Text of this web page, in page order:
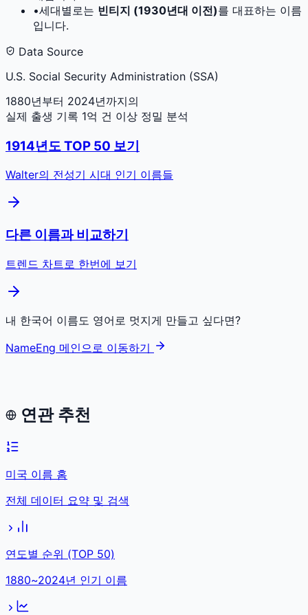
•세대별로는 빈티지 (1930년대 이전)를 대표하는 이름
입니다.
Data Source
U.S. Social Security Administration (SSA)
1880년부터 2024년까지의
실제 출생 기록 1억 건 이상 정밀 분석
1914년도 TOP 50 보기
Walter의 전성기 시대 인기 이름들
다른 이름과 비교하기
트렌드 차트로 한번에 보기
내 한국어 이름도 영어로 멋지게 만들고 싶다면?
NameEng 메인으로 이동하기
연관 추천
미국 이름 홈
전체 데이터 요약 및 검색
연도별 순위 (TOP 50)
1880~2024년 인기 이름